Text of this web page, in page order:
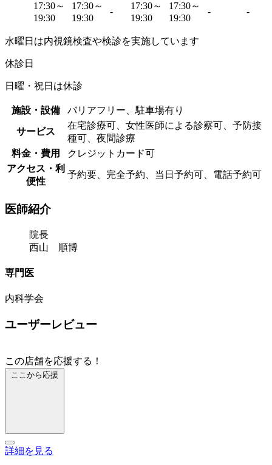
17:30～
19:30
17:30～
19:30
-
17:30～
19:30
17:30～
19:30
- -
水曜日は内視鏡検査や検診を実施しています
休診日
日曜・祝日は休診
施設・設備 バリアフリー、駐車場有り
サービス
在宅診療可、女性医師による診察可、予防接
種可、夜間診療
料金・費用
クレジットカード可
アクセス・利
便性
予約要、完全予約、当日予約可、電話予約可
医師紹介
院長
西山 順博
専門医
内科学会
ユーザーレビュー
この店舗を応援する！
ここから応援
詳細を見る